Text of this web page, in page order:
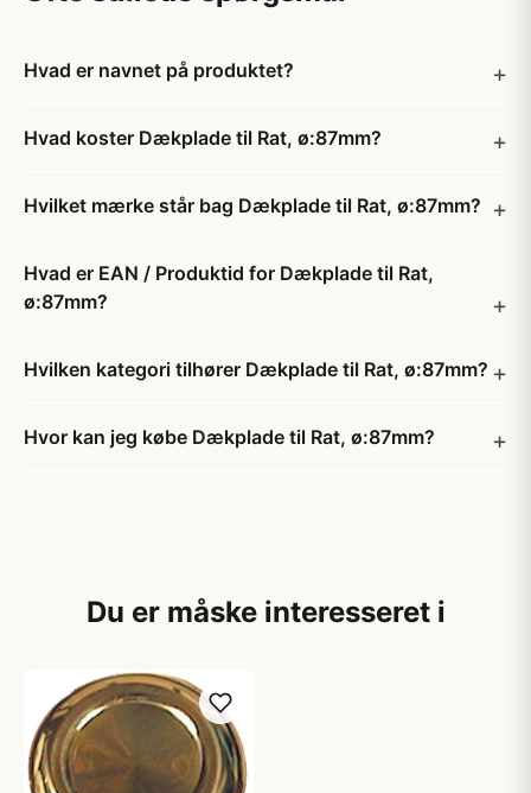
Hvad er navnet på produktet?
Hvad koster Dækplade til Rat, ø:87mm?
Hvilket mærke står bag Dækplade til Rat, ø:87mm?
Hvad er EAN / Produktid for Dækplade til Rat,
ø:87mm?
Hvilken kategori tilhører Dækplade til Rat, ø:87mm?
Hvor kan jeg købe Dækplade til Rat, ø:87mm?
Du er måske interesseret i